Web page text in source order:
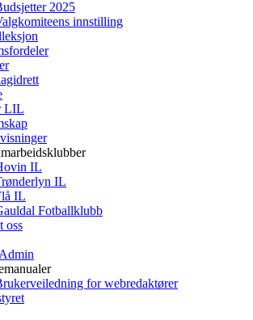
2025
innstilling
LIL
IL
IL
IL
Fotballklubb
oss
for webredaktører